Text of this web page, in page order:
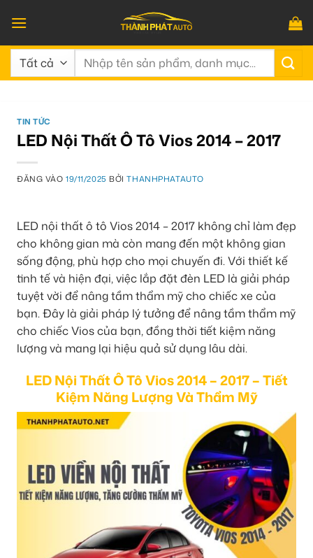
qua
nội
dung
Tìm
TIN TỨC
LED Nội Thất Ô Tô Vios 2014 – 2017
ĐĂNG VÀO19/11/2025 BỞITHANHPHATAUTO
LED nội thất ô tô Vios 2014 – 2017 không chỉ làm đẹp
cho không gian mà còn mang đến một không gian
sống động, phù hợp cho mọi chuyến đi. Với thiết kế
tinh tế và hiện đại, việc lắp đặt đèn LED là giải pháp
tuyệt vời để nâng tầm thẩm mỹ cho chiếc xe của
bạn. Đây là giải pháp lý tưởng để nâng tầm thẩm mỹ
cho chiếc Vios của bạn, đồng thời tiết kiệm năng
lượng và mang lại hiệu quả sử dụng lâu dài.
LED Nội Thất Ô Tô Vios 2014 – 2017 – Tiết
Kiệm Năng Lượng Và Thẩm Mỹ